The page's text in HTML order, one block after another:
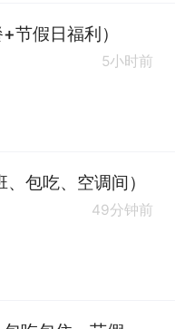
节假日福利）
5小时前
包吃、空调间）
49分钟前